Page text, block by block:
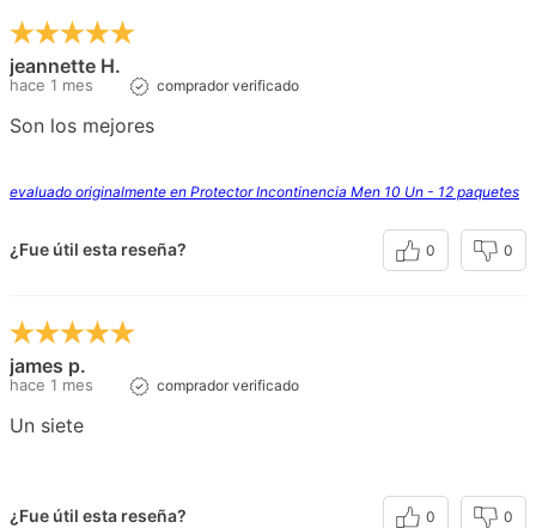
jeannette H.
hace 1 mes comprador verificado
Son los mejores
evaluado originalmente en Protector Incontinencia Men 10 Un - 12 paquetes
¿Fue útil esta reseña? 0 0
james p.
hace 1 mes comprador verificado
Un siete
¿Fue útil esta reseña? 0 0